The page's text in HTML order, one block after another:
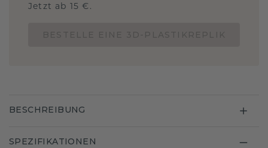
Jetzt ab 15 €.
BESCHREIBUNG
SPEZIFIKATIONEN